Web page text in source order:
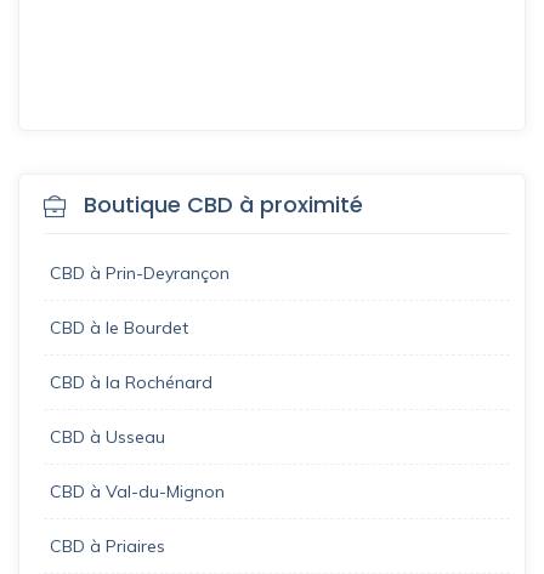
Boutique CBD à proximité
CBD à Prin-Deyrançon
CBD à le Bourdet
CBD à la Rochénard
CBD à Usseau
CBD à Val-du-Mignon
CBD à Priaires